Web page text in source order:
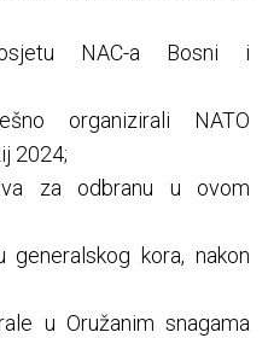
NAC-a Bosni i
organizirali NATO
2024;
za odbranu u ovom
generalskog kora, nakon
u Oružanim snagama